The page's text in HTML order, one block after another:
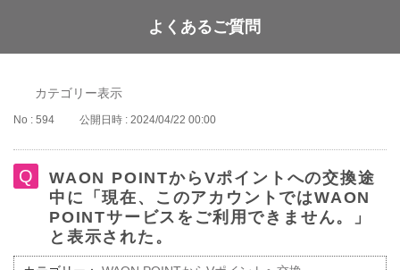
WAON POINT
よくあるご質問
カテゴリー表示
No : 594 公開日時 : 2024/04/22 00:00
WAON POINTからVポイントへの交換途
中に「現在、このアカウントではWAON
POINTサービスをご利用できません。」
と表示された。